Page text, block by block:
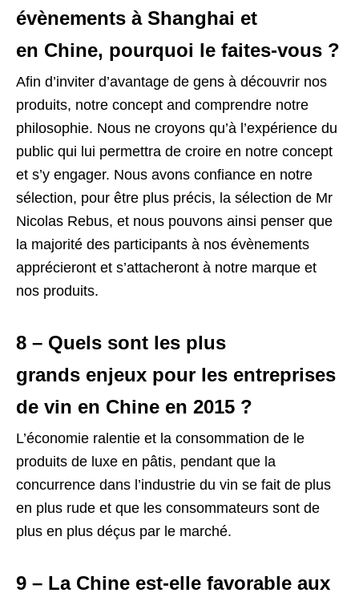
évènements à Shanghai et
en Chine, pourquoi le faites-vous ?
Afin d’inviter d’avantage de gens à découvrir nos
produits, notre concept and comprendre notre
philosophie. Nous ne croyons qu’à l’expérience du
public qui lui permettra de croire en notre concept
et s’y engager. Nous avons confiance en notre
sélection, pour être plus précis, la sélection de Mr
Nicolas Rebus, et nous pouvons ainsi penser que
la majorité des participants à nos évènements
apprécieront et s’attacheront à notre marque et
nos produits.
8 – Quels sont les plus
grands enjeux pour les entreprises
de vin en Chine en 2015 ?
L’économie ralentie et la consommation de le
produits de luxe en pâtis, pendant que la
concurrence dans l’industrie du vin se fait de plus
en plus rude et que les consommateurs sont de
plus en plus déçus par le marché.
9 – La Chine est-elle favorable aux